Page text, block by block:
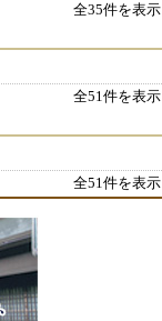
全35件を表示
全51件を表示
全51件を表示